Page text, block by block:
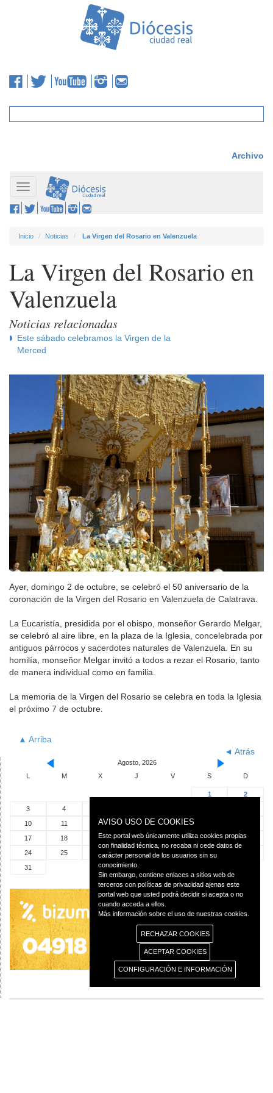
Archivo
Toggle
navigation
Inicio Noticias La Virgen del Rosario en Valenzuela
La Virgen del Rosario en
Valenzuela
Noticias relacionadas
Este sábado celebramos la Virgen de la
Merced
Ayer, domingo 2 de octubre, se celebró el 50 aniversario de la
coronación de la Virgen del Rosario en Valenzuela de Calatrava.
La Eucaristía, presidida por el obispo, monseñor Gerardo Melgar,
se celebró al aire libre, en la plaza de la Iglesia, concelebrada por
antiguos párrocos y sacerdotes naturales de Valenzuela. En su
homilía, monseñor Melgar invitó a todos a rezar el Rosario, tanto
de manera individual como en familia.
La memoria de la Virgen del Rosario se celebra en toda la Iglesia
el próximo 7 de octubre.
▲ Arriba
◄ Atrás
Agosto, 2026
L
M X J V S D
1
2
3
4
10
11 12 13 14
17
18 19 20 21 22
23
24
25 26 27 28 29
31
AVISO USO DE COOKIES
Este portal web únicamente utiliza cookies propias
con finalidad técnica, no recaba ni cede datos de
carácter personal de los usuarios sin su
conocimiento.
Sin embargo, contiene enlaces a sitios web de
terceros con políticas de privacidad ajenas este
portal web que usted podrá decidir si acepta o no
cuando acceda a ellos.
Más información sobre el uso de nuestras cookies.
RECHAZAR COOKIES
ACEPTAR COOKIES
CONFIGURACIÓN E INFORMACIÓN